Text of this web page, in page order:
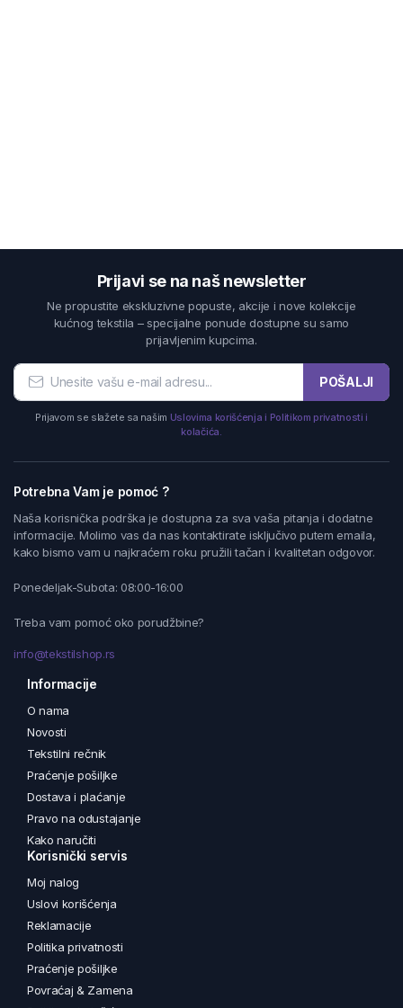
Prijavi se na naš newsletter
Ne propustite ekskluzivne popuste, akcije i nove kolekcije
kućnog tekstila – specijalne ponude dostupne su samo
prijavljenim kupcima.
POŠALJI
Prijavom se slažete sa našim Uslovima korišćenja i Politikom privatnosti i
kolačića.
Potrebna Vam je pomoć ?
Naša korisnička podrška je dostupna za sva vaša pitanja i dodatne
informacije. Molimo vas da nas kontaktirate isključivo putem emaila,
kako bismo vam u najkraćem roku pružili tačan i kvalitetan odgovor.
Ponedeljak-Subota: 08:00-16:00
Treba vam pomoć oko porudžbine?
info@tekstilshop.rs
Informacije
O nama
Novosti
Tekstilni rečnik
Praćenje pošiljke
Dostava i plaćanje
Pravo na odustajanje
Kako naručiti
Korisnički servis
Moj nalog
Uslovi korišćenja
Reklamacije
Politika privatnosti
Praćenje pošiljke
Povraćaj & Zamena